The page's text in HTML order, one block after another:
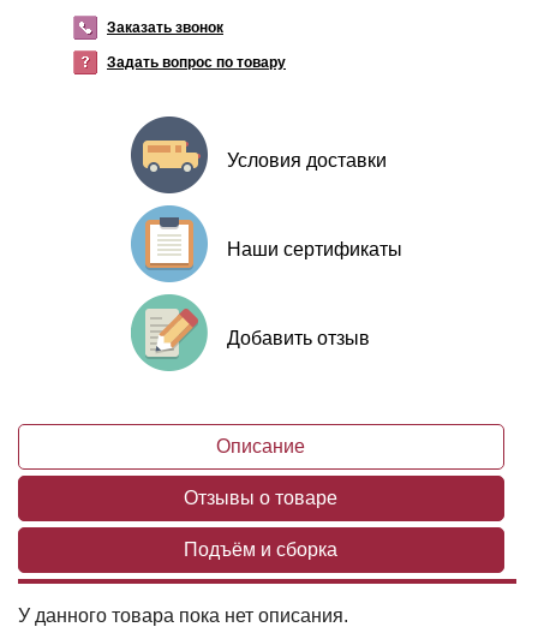
Заказать звонок
Задать вопрос по товару
Условия доставки
Наши сертификаты
Добавить отзыв
Описание
Отзывы о товаре
Подъём и сборка
У данного товара пока нет описания.